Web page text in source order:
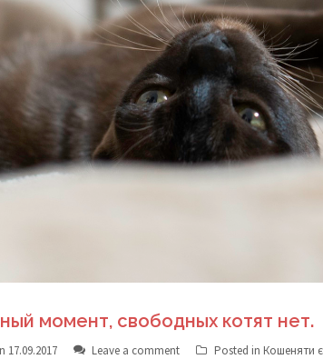
момент, свободных котят нет.
17.09.2017 Leave a comment Posted in Кошеняти